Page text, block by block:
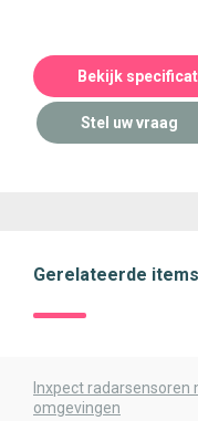
Bekijk
Stel uw vraag
Gerelateerde items
Inxpect
omgevingen